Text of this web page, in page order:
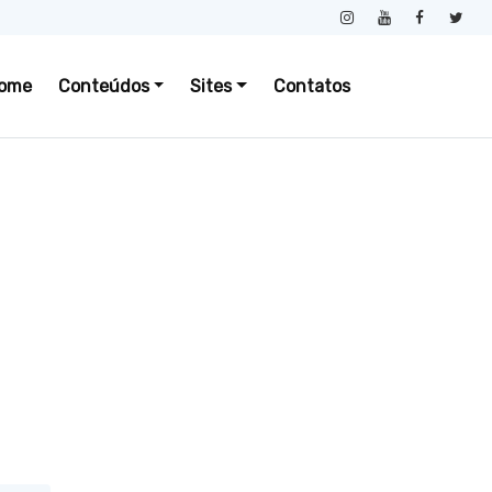
Conteúdos Sites Contatos